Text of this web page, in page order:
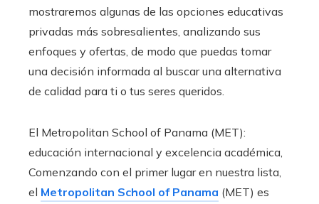
mostraremos algunas de las opciones educativas
privadas más sobresalientes, analizando sus
enfoques y ofertas, de modo que puedas tomar
una decisión informada al buscar una alternativa
de calidad para ti o tus seres queridos.
El Metropolitan School of Panama (MET):
educación internacional y excelencia académica,
Comenzando con el primer lugar en nuestra lista,
el Metropolitan School of Panama (MET) es